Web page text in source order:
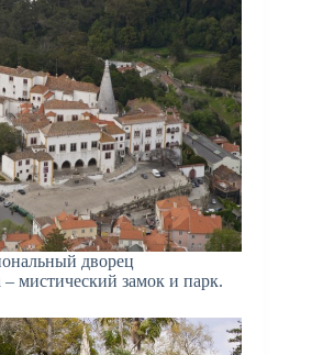
дворец
– мистический замок и парк.